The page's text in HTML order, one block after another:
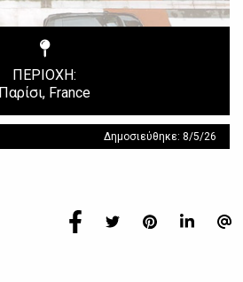
ΠΕΡΙΟΧΗ:
Παρίσι, France
Δημοσιεύθηκε: 8/5/26